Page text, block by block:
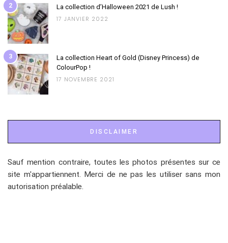
2 La collection d’Halloween 2021 de Lush !
17 JANVIER 2022
3
La collection Heart of Gold (Disney Princess) de
ColourPop !
17 NOVEMBRE 2021
DISCLAIMER
Sauf mention contraire, toutes les photos présentes sur ce
site m'appartiennent. Merci de ne pas les utiliser sans mon
autorisation préalable.